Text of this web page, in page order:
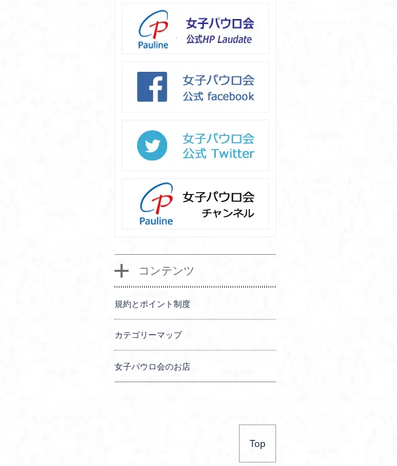
コンテンツ
規約とポイント制度
カテゴリーマップ
女子パウロ会のお店
Top